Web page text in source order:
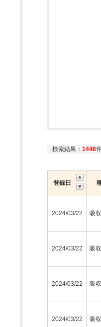
検索結果： 1448
登録日
2024/03/22 吸
2024/03/22 吸
2024/03/22 吸
2024/03/22 吸